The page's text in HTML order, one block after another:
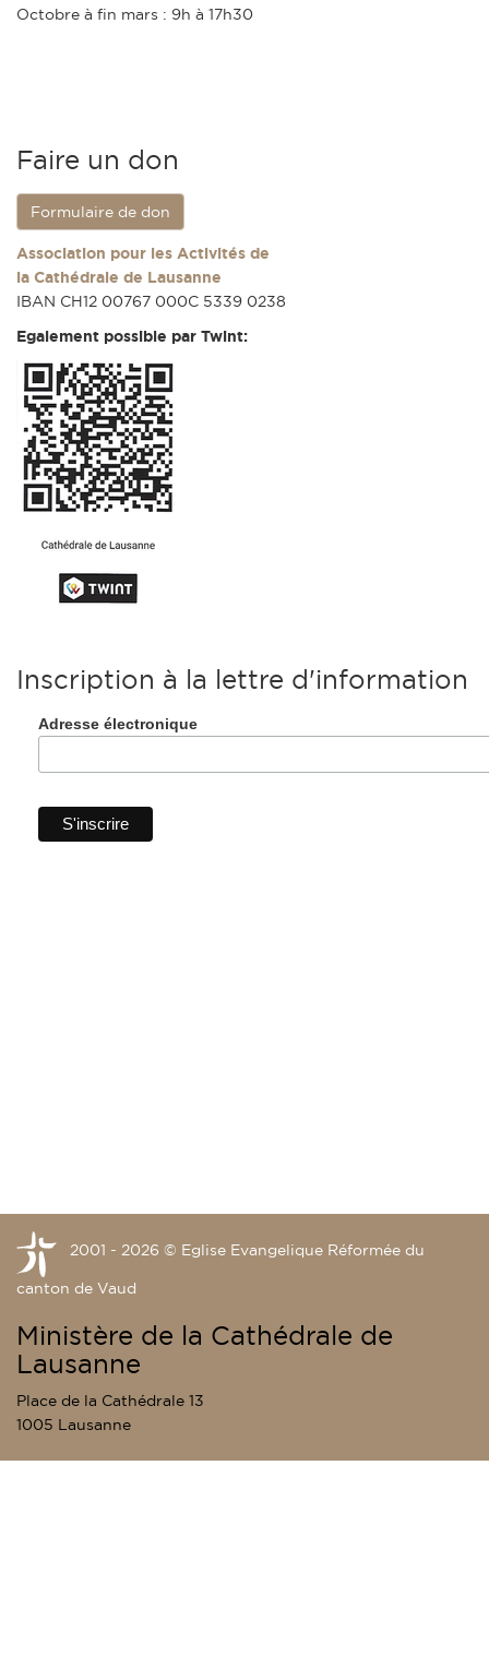
Octobre à fin mars : 9h à 17h30
Faire un don
Formulaire de don
Association pour les Activités de
la Cathédrale de Lausanne
IBAN CH12 00767 000C 5339 0238
Egalement possible par Twint:
Inscription à la lettre d'information
Adresse électronique
2001 - 2026 © Eglise Evangelique Réformée du
canton de Vaud
Ministère de la Cathédrale de
Lausanne
Place de la Cathédrale 13
1005 Lausanne